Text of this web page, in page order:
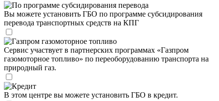
По программе субсидирования перевода
Вы можете установить ГБО по программе субсидирования
перевода транспортных средств на КПГ
Газпром газомоторное топливо
Сервис участвует в партнерских программах «Газпром
газомоторное топливо» по переоборудованию транспорта на
природный газ.
Кредит
В этом центре вы можете установить ГБО в кредит.